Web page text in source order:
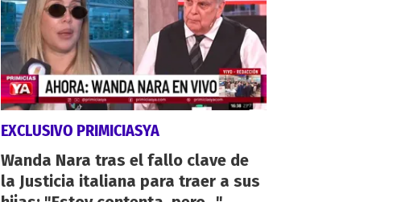
EXCLUSIVO PRIMICIASYA
Wanda Nara tras el fallo clave de
la Justicia italiana para traer a sus